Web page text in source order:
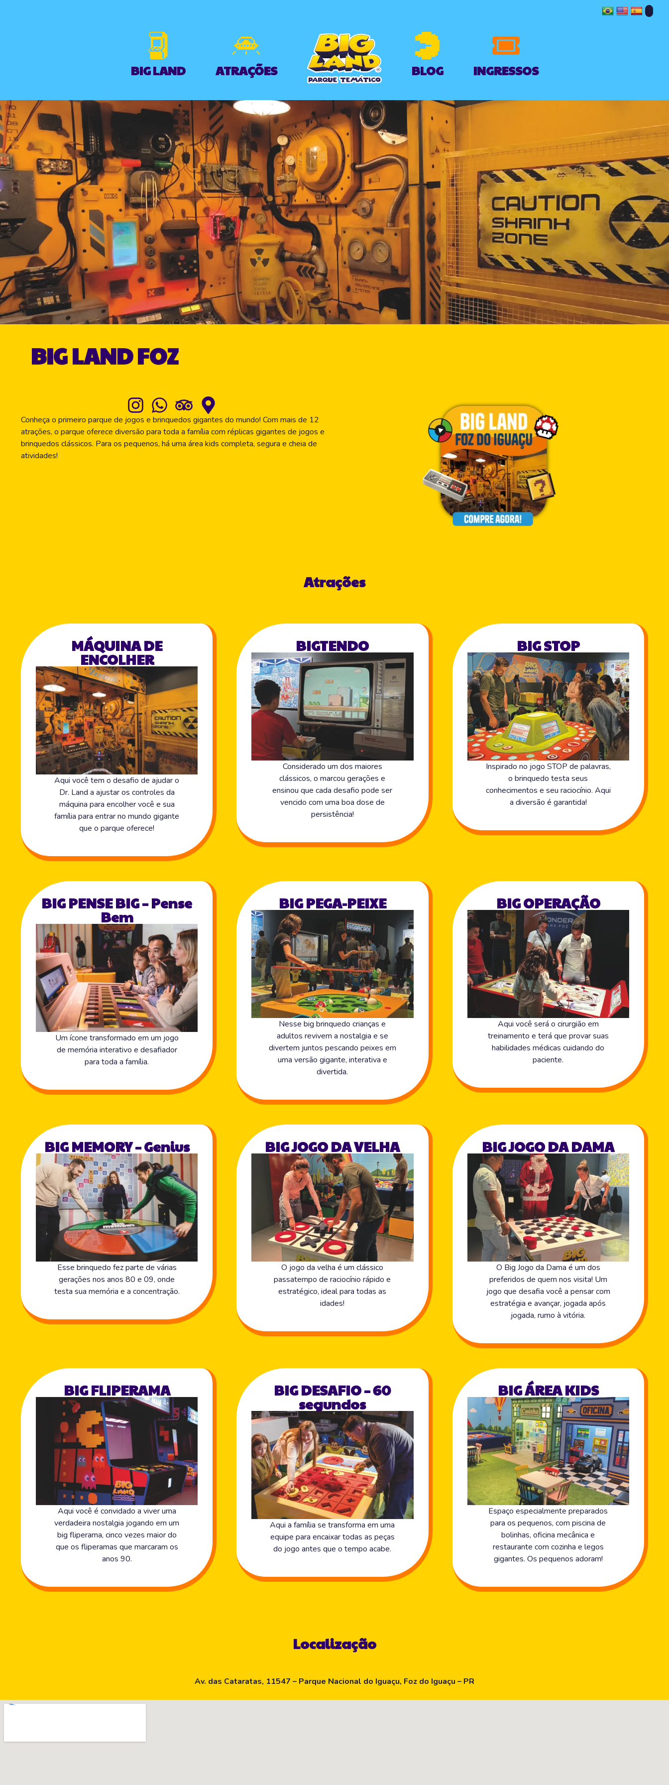
BIG LAND ATRAÇÕES BLOG INGRESSOS
BIG LAND FOZ
Conheça o primeiro parque de jogos e brinquedos gigantes do mundo! Com mais de 12
atrações, o parque oferece diversão para toda a família com réplicas gigantes de jogos e
brinquedos clássicos. Para os pequenos, há uma área kids completa, segura e cheia de
atividades!
Atrações
MÁQUINA DE
ENCOLHER
Aqui você tem o desafio de ajudar o
Dr. Land a ajustar os controles da
máquina para encolher você e sua
família para entrar no mundo gigante
que o parque oferece!
BIGTENDO
Considerado um dos maiores
clássicos, o marcou gerações e
ensinou que cada desafio pode ser
vencido com uma boa dose de
persistência!
BIG STOP
Inspirado no jogo STOP de palavras,
o brinquedo testa seus
conhecimentos e seu raciocínio. Aqui
a diversão é garantida!
BIG PENSE BIG – Pense
Bem
Um ícone transformado em um jogo
de memória interativo e desafiador
para toda a família.
BIG PEGA-PEIXE
Nesse big brinquedo crianças e
adultos revivem a nostalgia e se
divertem juntos pescando peixes em
uma versão gigante, interativa e
divertida.
BIG OPERAÇÃO
Aqui você será o cirurgião em
treinamento e terá que provar suas
habilidades médicas cuidando do
paciente.
BIG MEMORY – Genius
Esse brinquedo fez parte de várias
gerações nos anos 80 e 09, onde
testa sua memória e a concentração.
BIG JOGO DA VELHA
O jogo da velha é um clássico
passatempo de raciocínio rápido e
estratégico, ideal para todas as
idades!
BIG JOGO DA DAMA
O Big Jogo da Dama é um dos
preferidos de quem nos visita! Um
jogo que desafia você a pensar com
estratégia e avançar, jogada após
jogada, rumo à vitória.
BIG FLIPERAMA
Aqui você é convidado a viver uma
verdadeira nostalgia jogando em um
big fliperama, cinco vezes maior do
que os fliperamas que marcaram os
anos 90.
BIG DESAFIO – 60
segundos
Aqui a família se transforma em uma
equipe para encaixar todas as peças
do jogo antes que o tempo acabe.
BIG ÁREA KIDS
Espaço especialmente preparados
para os pequenos, com piscina de
bolinhas, oficina mecânica e
restaurante com cozinha e legos
gigantes. Os pequenos adoram!
Localização
Av. das Cataratas, 11547 – Parque Nacional do Iguaçu, Foz do Iguaçu – PR